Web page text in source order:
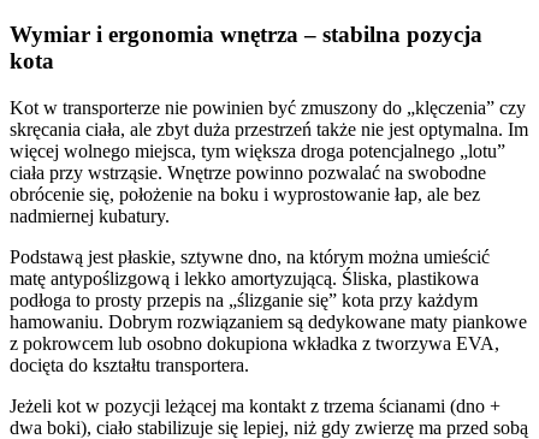
Wymiar i ergonomia wnętrza – stabilna pozycja
kota
Kot w transporterze nie powinien być zmuszony do „klęczenia” czy
skręcania ciała, ale zbyt duża przestrzeń także nie jest optymalna. Im
więcej wolnego miejsca, tym większa droga potencjalnego „lotu”
ciała przy wstrząsie. Wnętrze powinno pozwalać na swobodne
obrócenie się, położenie na boku i wyprostowanie łap, ale bez
nadmiernej kubatury.
Podstawą jest płaskie, sztywne dno, na którym można umieścić
matę antypoślizgową i lekko amortyzującą. Śliska, plastikowa
podłoga to prosty przepis na „ślizganie się” kota przy każdym
hamowaniu. Dobrym rozwiązaniem są dedykowane maty piankowe
z pokrowcem lub osobno dokupiona wkładka z tworzywa EVA,
docięta do kształtu transportera.
Jeżeli kot w pozycji leżącej ma kontakt z trzema ścianami (dno +
dwa boki), ciało stabilizuje się lepiej, niż gdy zwierzę ma przed sobą